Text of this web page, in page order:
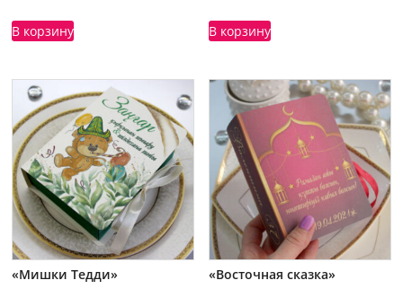
В корзину В корзину
«Мишки Тедди»
«Восточная сказка»